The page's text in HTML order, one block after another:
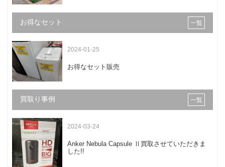
お得なセット 一覧
2024-01-25
お得なセット販売
買取り事例 一覧
2024-03-24
Anker Nebula Capsule Ⅱ買取させていただきま
した!!